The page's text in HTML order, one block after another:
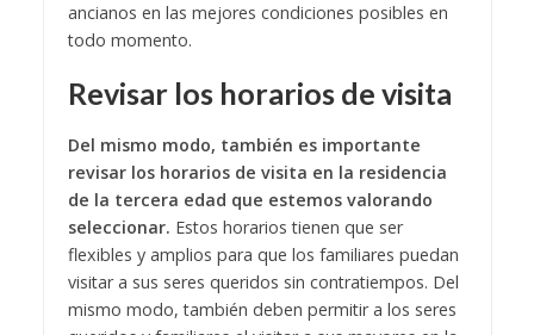
ancianos en las mejores condiciones posibles en
todo momento.
Revisar los horarios de visita
Del mismo modo, también es importante
revisar los horarios de visita en la residencia
de la tercera edad que estemos valorando
seleccionar. Estos horarios tienen que ser
flexibles y amplios para que los familiares puedan
visitar a sus seres queridos sin contratiempos. Del
mismo modo, también deben permitir a los seres